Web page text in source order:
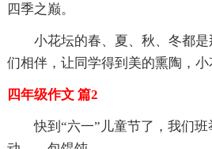
四季之巅。
小花坛的春、夏、秋、冬都
们相伴，让同学得到美的熏陶，小
四年级作文 篇2
快到“六一”儿童节了，我们